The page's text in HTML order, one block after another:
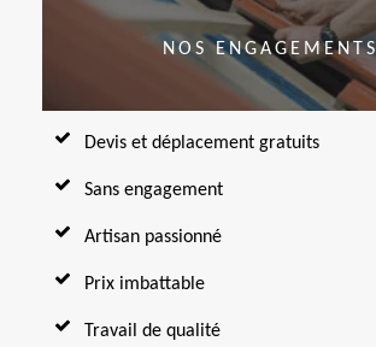
NOS ENGAGEMENTS
Devis et déplacement gratuits
Sans engagement
Artisan passionné
Prix imbattable
Travail de qualité